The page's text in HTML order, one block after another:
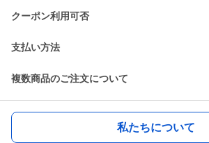
クーポン利用可否
支払い方法
複数商品のご注文について
私たちについて